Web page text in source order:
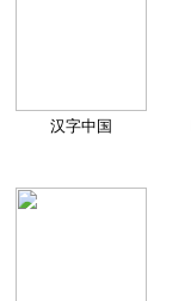
汉字中国